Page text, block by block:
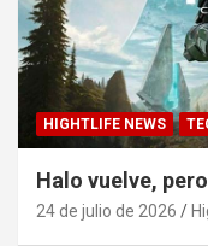
HIGHTLIFE NEWS
Halo vuelve,
24 de julio de 2026